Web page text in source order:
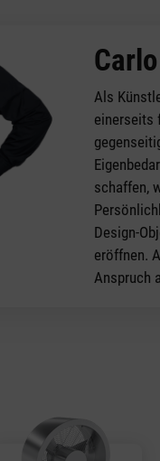
Carlo
Als
einerseits
schaffen,
Design-
eröffnen.
Anspruch